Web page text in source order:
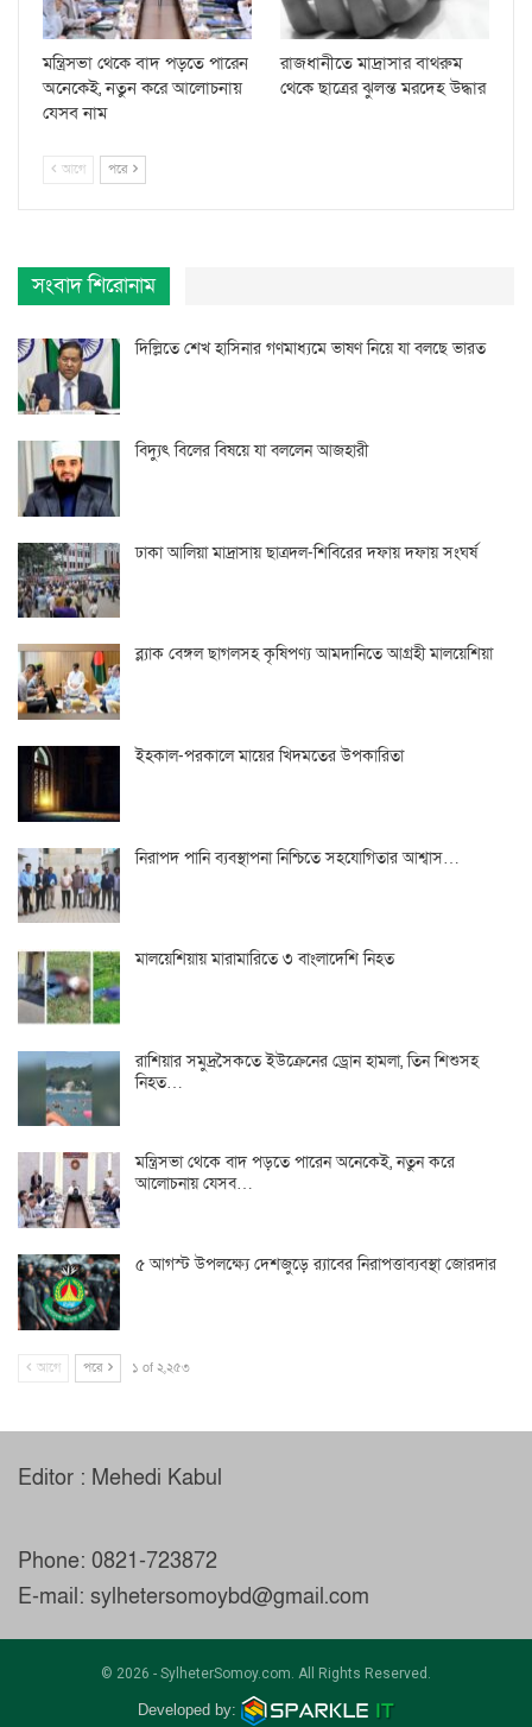
মন্ত্রিসভা থেকে বাদ পড়তে পারেন
অনেকেই, নতুন করে আলোচনায়
যেসব নাম
রাজধানীতে মাদ্রাসার বাথরুম
থেকে ছাত্রের ঝুলন্ত মরদেহ উদ্ধার
আগে পরে
সংবাদ শিরোনাম
দিল্লিতে শেখ হাসিনার গণমাধ্যমে ভাষণ নিয়ে যা বলছে ভারত
বিদ্যুৎ বিলের বিষয়ে যা বললেন আজহারী
ঢাকা আলিয়া মাদ্রাসায় ছাত্রদল-শিবিরের দফায় দফায় সংঘর্ষ
ব্ল্যাক বেঙ্গল ছাগলসহ কৃষিপণ্য আমদানিতে আগ্রহী মালয়েশিয়া
ইহকাল-পরকালে মায়ের খিদমতের উপকারিতা
নিরাপদ পানি ব্যবস্থাপনা নিশ্চিতে সহযোগিতার আশ্বাস…
মালয়েশিয়ায় মারামারিতে ৩ বাংলাদেশি নিহত
রাশিয়ার সমুদ্রসৈকতে ইউক্রেনের ড্রোন হামলা, তিন শিশুসহ
নিহত…
মন্ত্রিসভা থেকে বাদ পড়তে পারেন অনেকেই, নতুন করে
আলোচনায় যেসব…
৫ আগস্ট উপলক্ষ্যে দেশজুড়ে র‌্যাবের নিরাপত্তাব্যবস্থা জোরদার
আগে পরে ১ of ২,২৫৩
Editor : Mehedi Kabul
Phone: 0821-723872
E-mail: sylhetersomoybd@gmail.com
© 2026 - SylheterSomoy.com. All Rights Reserved.
Developed by: